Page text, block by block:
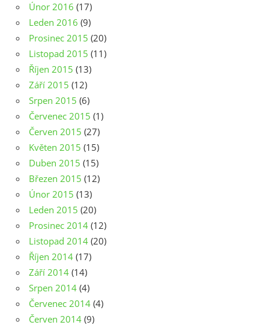
Únor 2016 (17)
Leden 2016 (9)
Prosinec 2015 (20)
Listopad 2015 (11)
Říjen 2015 (13)
Září 2015 (12)
Srpen 2015 (6)
Červenec 2015 (1)
Červen 2015 (27)
Květen 2015 (15)
Duben 2015 (15)
Březen 2015 (12)
Únor 2015 (13)
Leden 2015 (20)
Prosinec 2014 (12)
Listopad 2014 (20)
Říjen 2014 (17)
Září 2014 (14)
Srpen 2014 (4)
Červenec 2014 (4)
Červen 2014 (9)